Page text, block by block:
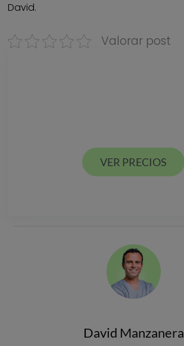
David.
Valorar post
VER PRECIOS
David Manzanera